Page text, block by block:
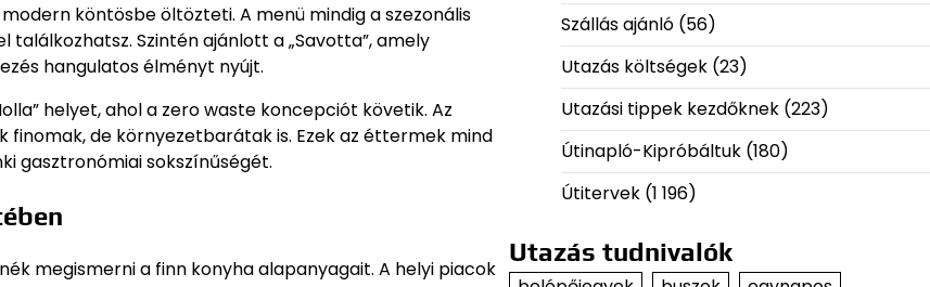
köntösbe öltözteti. A menü mindig a szezonális
Szintén ajánlott a „Savotta”, amely
hangulatos élményt nyújt.
helyet, ahol a zero waste koncepciót követik. Az
de környezetbarátak is. Ezek az éttermek mind
gasztronómiai sokszínűségét.
megismerni a finn konyha alapanyagait. A helyi piacok
Szállás ajánló(56)
Utazás költségek(23)
Utazási tippek kezdőknek(223)
Útinapló-Kipróbáltuk(180)
Útitervek(1 196)
Utazás tudnivalók